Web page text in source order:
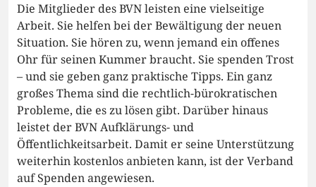
Die Mitglieder des BVN leisten eine vielseitige
Arbeit. Sie helfen bei der Bewältigung der neuen
Situation. Sie hören zu, wenn jemand ein offenes
Ohr für seinen Kummer braucht. Sie spenden Trost
– und sie geben ganz praktische Tipps. Ein ganz
großes Thema sind die rechtlich-bürokratischen
Probleme, die es zu lösen gibt. Darüber hinaus
leistet der BVN Aufklärungs- und
Öffentlichkeitsarbeit. Damit er seine Unterstützung
weiterhin kostenlos anbieten kann, ist der Verband
auf Spenden angewiesen.